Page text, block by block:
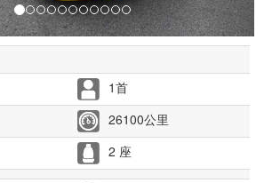
1首
26100公里
2 座